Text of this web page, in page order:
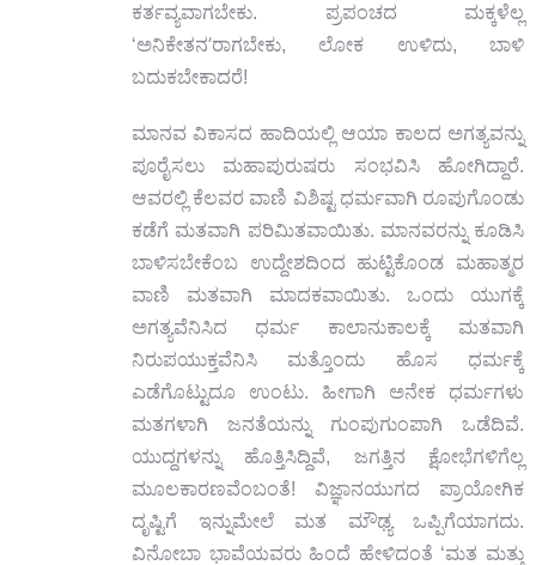
ಕರ್ತವ್ಯವಾಗಬೇಕು. ಪ್ರಪಂಚದ ಮಕ್ಕಳೆಲ್ಲ
‘ಅನಿಕೇತನ’ರಾಗಬೇಕು, ಲೋಕ ಉಳಿದು, ಬಾಳಿ
ಬದುಕಬೇಕಾದರೆ!
ಮಾನವ ವಿಕಾಸದ ಹಾದಿಯಲ್ಲಿ ಆಯಾ ಕಾಲದ ಅಗತ್ಯವನ್ನು
ಪೂರೈಸಲು ಮಹಾಪುರುಷರು ಸಂಭವಿಸಿ ಹೋಗಿದ್ದಾರೆ.
ಆವರಲ್ಲಿ ಕೆಲವರ ವಾಣಿ ವಿಶಿಷ್ಟ ಧರ್ಮವಾಗಿ ರೂಪುಗೊಂಡು
ಕಡೆಗೆ ಮತವಾಗಿ ಪರಿಮಿತವಾಯಿತು. ಮಾನವರನ್ನು ಕೂಡಿಸಿ
ಬಾಳಿಸಬೇಕೆಂಬ ಉದ್ದೇಶದಿಂದ ಹುಟ್ಟಿಕೊಂಡ ಮಹಾತ್ಮರ
ವಾಣಿ ಮತವಾಗಿ ಮಾದಕವಾಯಿತು. ಒಂದು ಯುಗಕ್ಕೆ
ಅಗತ್ಯವೆನಿಸಿದ ಧರ್ಮ ಕಾಲಾನುಕಾಲಕ್ಕೆ ಮತವಾಗಿ
ನಿರುಪಯುಕ್ತವೆನಿಸಿ ಮತ್ತೊಂದು ಹೊಸ ಧರ್ಮಕ್ಕೆ
ಎಡೆಗೊಟ್ಟುದೂ ಉಂಟು. ಹೀಗಾಗಿ ಅನೇಕ ಧರ್ಮಗಳು
ಮತಗಳಾಗಿ ಜನತೆಯನ್ನು ಗುಂಪುಗುಂಪಾಗಿ ಒಡೆದಿವೆ.
ಯುದ್ದಗಳನ್ನು ಹೊತ್ತಿಸಿದ್ದಿವೆ, ಜಗತ್ತಿನ ಕ್ಷೋಭೆಗಳಿಗೆಲ್ಲ
ಮೂಲಕಾರಣವೆಂಬಂತೆ! ವಿಜ್ಞಾನಯುಗದ ಪ್ರಾಯೋಗಿಕ
ದೃಷ್ಟಿಗೆ ಇನ್ನುಮೇಲೆ ಮತ ಮೌಢ್ಯ ಒಪ್ಪಿಗೆಯಾಗದು.
ವಿನೋಬಾ ಭಾವೆಯವರು ಹಿಂದೆ ಹೇಳಿದಂತೆ ‘ಮತ ಮತ್ತು